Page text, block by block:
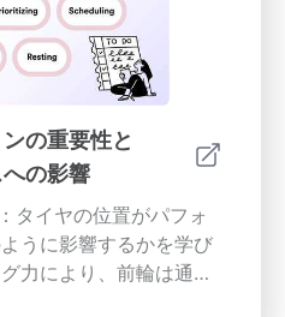
ーンを理解すること
修理を回避し、全体的
改善するための情報に
ができます。タイヤ管
、安全な運転を心がけ
の重要性と
の影響
タイヤの位置がパフォ
うに影響するかを学び
力により、前輪は通常
期的に監視しないと、